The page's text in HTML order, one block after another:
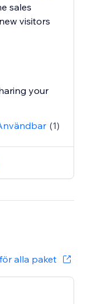
sales
visitors
your
(1)
alla paket